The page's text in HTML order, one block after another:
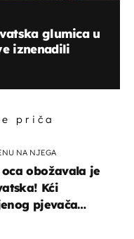
glumica u
iznenadili
priča
NA NJEGA
obožavala je
Kći
pjevača